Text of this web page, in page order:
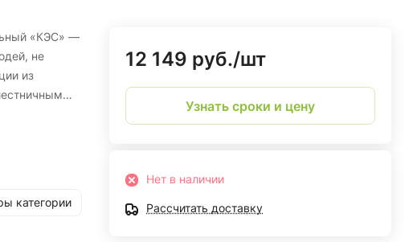
«КЭС» —
не
из
категории
12 149 руб./шт
Узнать сроки и цену
Нет в наличии
Рассчитать доставку